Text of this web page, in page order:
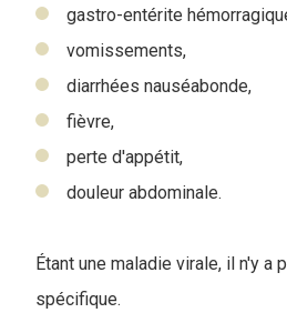
gastro-entérite
vomissements,
diarrhées nauséabonde,
fièvre,
perte d'appétit,
douleur abdominale.
Étant une maladie virale, il n'y a
spécifique.